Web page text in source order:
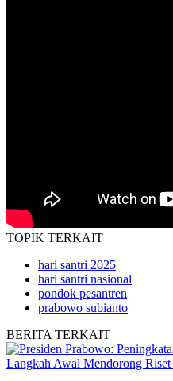
TOPIK TERKAIT
hari santri 2025
hari santri nasional
pondok pesantren
prabowo subianto
BERITA TERKAIT